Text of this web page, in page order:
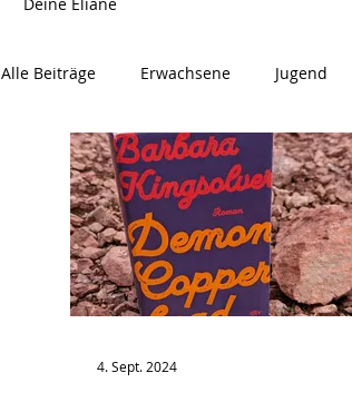
Alle Beiträge Erwachsene Jugend
4. Sept. 2024